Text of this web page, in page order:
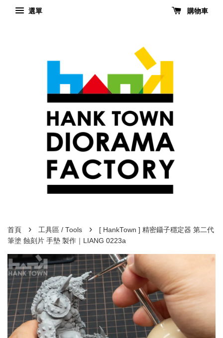
選單 購物車
首頁 › 工具區 / Tools ›
[ HankTown ] 精密鑷子穩定器 第二代
筆塗 蝕刻片 手墊 製作｜LIANG 0223a